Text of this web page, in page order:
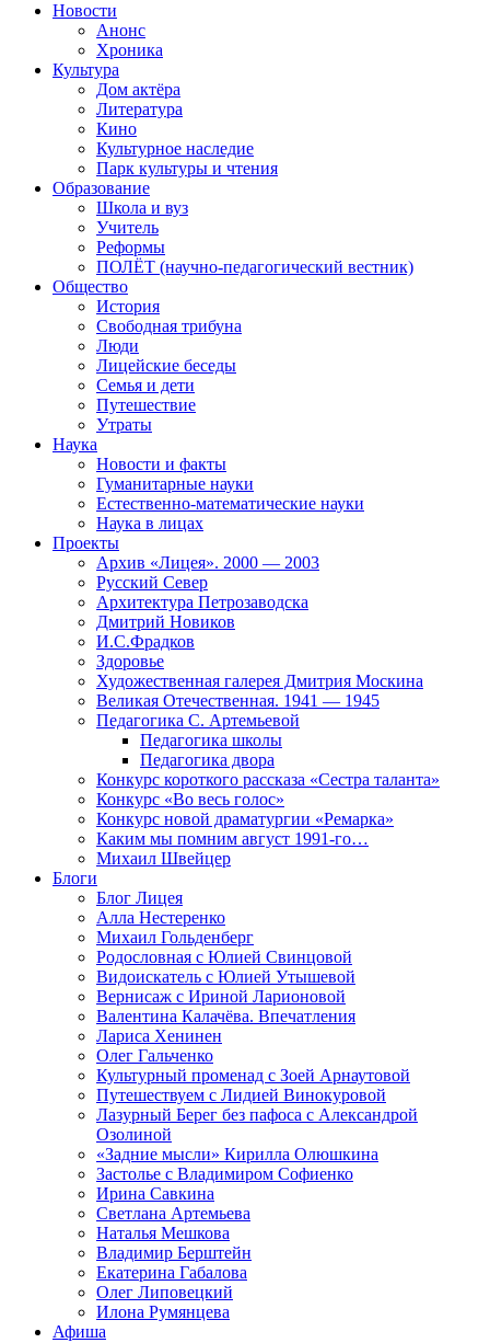
Новости
Анонс
Хроника
Культура
Дом актёра
Литература
Кино
Культурное наследие
Парк культуры и чтения
Образование
Школа и вуз
Учитель
Реформы
ПОЛЁТ (научно-педагогический вестник)
Общество
История
Свободная трибуна
Люди
Лицейские беседы
Семья и дети
Путешествие
Утраты
Наука
Новости и факты
Гуманитарные науки
Естественно-математические науки
Наука в лицах
Проекты
Архив «Лицея». 2000 — 2003
Русский Север
Архитектура Петрозаводска
Дмитрий Новиков
И.С.Фрадков
Здоровье
Художественная галерея Дмитрия Москина
Великая Отечественная. 1941 — 1945
Педагогика С. Артемьевой
Педагогика школы
Педагогика двора
Конкурс короткого рассказа «Сестра таланта»
Конкурс «Во весь голос»
Конкурс новой драматургии «Ремарка»
Каким мы помним август 1991-го…
Михаил Швейцер
Блоги
Блог Лицея
Алла Нестеренко
Михаил Гольденберг
Родословная с Юлией Свинцовой
Видоискатель с Юлией Утышевой
Вернисаж с Ириной Ларионовой
Валентина Калачёва. Впечатления
Лариса Хенинен
Олег Гальченко
Культурный променад с Зоей Арнаутовой
Путешествуем с Лидией Винокуровой
Лазурный Берег без пафоса с Александрой
Озолиной
«Задние мысли» Кирилла Олюшкина
Застолье с Владимиром Софиенко
Ирина Савкина
Светлана Артемьева
Наталья Мешкова
Владимир Берштейн
Екатерина Габалова
Олег Липовецкий
Илона Румянцева
Афиша